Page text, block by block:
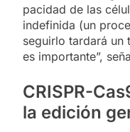
pa­ci­dad de las
in­de­fi­ni­da (un
se­guir­lo tar­da­rá un
es im­por­tan­te”,
CRISPR-
la edi­ción